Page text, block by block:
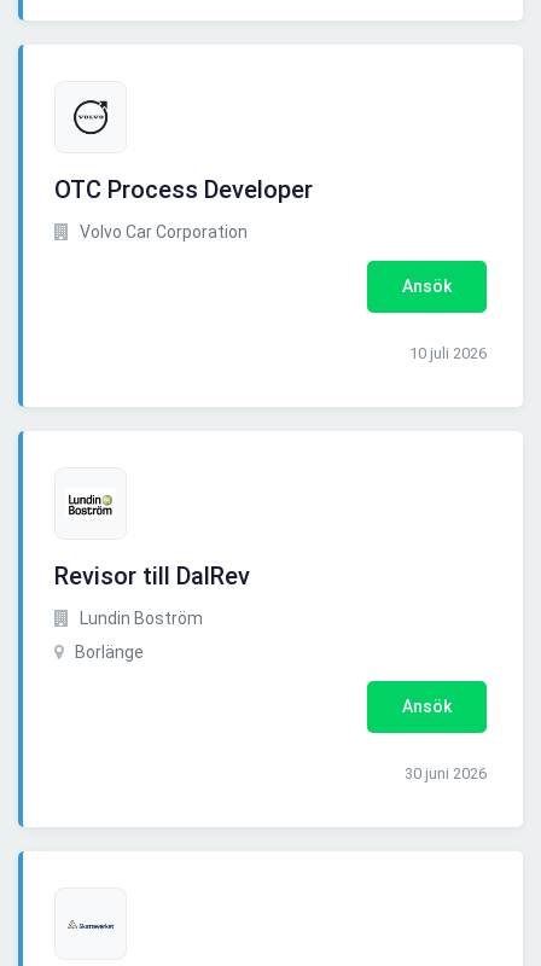
OTC Process Developer
Volvo Car Corporation
Ansök
10 juli 2026
Revisor till DalRev
Lundin Boström
Borlänge
Ansök
30 juni 2026